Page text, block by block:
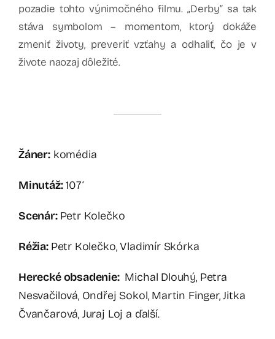
pozadie tohto výnimočného filmu. „Derby“ sa tak
stáva symbolom – momentom, ktorý dokáže
zmeniť životy, preveriť vzťahy a odhaliť, čo je v
živote naozaj dôležité.
Žáner:komédia
Minutáž:107‘
Scenár: Petr Kolečko
Réžia: Petr Kolečko, Vladimír Skórka
Herecké obsadenie: Michal Dlouhý, Petra
Nesvačilová, Ondřej Sokol, Martin Finger, Jitka
Čvančarová, Juraj Loj a ďalší.